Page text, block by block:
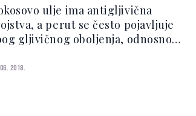
ulje ima antigljivična
a perut se često pojavljuje
gljivičnog oboljenja, odnosno
gljivica na tjemenu.
2018.